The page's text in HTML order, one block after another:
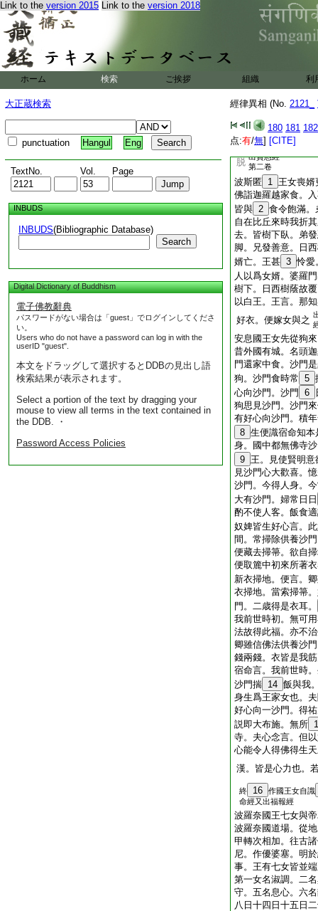
Link to the version 2015 Link to the version 2018
ホーム 検索 ご挨拶 組織 利
大正蔵検索
punctuation Hangul Eng
TextNo. Vol. Page
INBUDS
INBUDS(Bibliographic Database)
Search
Digital Dictionary of Buddhism
電子佛教辭典
パスワードがない場合は「guest」でログインしてくださ
い。
Users who do not have a password can log in with the
userID "guest".
本文をドラッグして選択するとDDBの見出し語
検索結果が表示されます。
Select a portion of the text by dragging your
mouse to view all terms in the text contained in
the DDB. ・
Password Access Policies
經律異相 (No. 2121_
180 181 182
点:有/無] [CITE]
禮佛言。不審此女
陋形。佛告王曰。
長者。財富無量。
惡何其可憎。此辟
爲其檀越作十八變
者倍喜。女即悔過
是。毀 22
此賢聖
故還得端正。由供
脱 出賢愚經
第二卷
波斯匿 1 王女喪婿
佛詣迦羅越家食。
皆與 2 食令飽滿。
自在比丘來時我折
去。皆樹下臥。弟
脚。兄發善意。日
婿亡。王甚 3 怜愛
人以爲女婿。婆羅
樹下。日西樹蔭故
以白王。王言。那
好衣。便嫁女與之
安息國王女先從狗
昔外國有城。名頭
門還家中食。沙門
狗。沙門食時常 5
心向沙門。沙門
6
狗思見沙門。沙門
有好心向沙門。積
8 生便識宿命知
身。國中都無佛寺
9 王。見使賢明
見沙門心大歡喜。
沙門。今得人身。
大有沙門。婦常日日
酌不使人客。飯食
奴婢皆生好心言。
間。常掃除供養沙
便藏去掃箒。欲自
便取簏中初來所著
新衣掃地。便言。
衣掃地。當索掃箒
門。二歳得是衣耳。
我前世時初。無可
法故得此福。亦不
卿雖信佛法供養沙
錢兩錢。衣皆是我
宿命言。我前世時
沙門揣 14 飯與我
身生爲王家女也。
好心向一沙門。得
説即大布施。無所
寺。夫心念言。但
心能令人得佛得生
漢。皆是心力也。
終 16
作國王女自識
命經又出福報經
波羅奈國王七女與
波羅奈國道場。從
甲轉次相加。往古
尼。作優婆塞。明
事。王有七女皆並
第一女名淑調。二
守。五名息心。六
八日十四日十五日